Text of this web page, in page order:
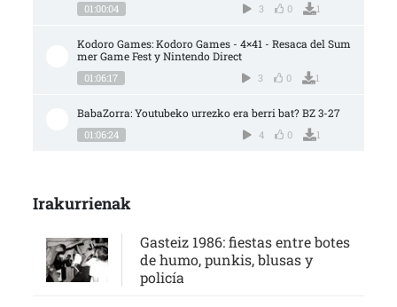
01:00:04 3 0 1
Kodoro Games: Kodoro Games - 4×41 - Resaca del Sum
mer Game Fest y Nintendo Direct
01:06:17 3 0 1
BabaZorra: Youtubeko urrezko era berri bat? BZ 3-27
01:06:24 4 0 1
Irakurrienak
Gasteiz 1986: fiestas entre botes
de humo, punkis, blusas y
policía